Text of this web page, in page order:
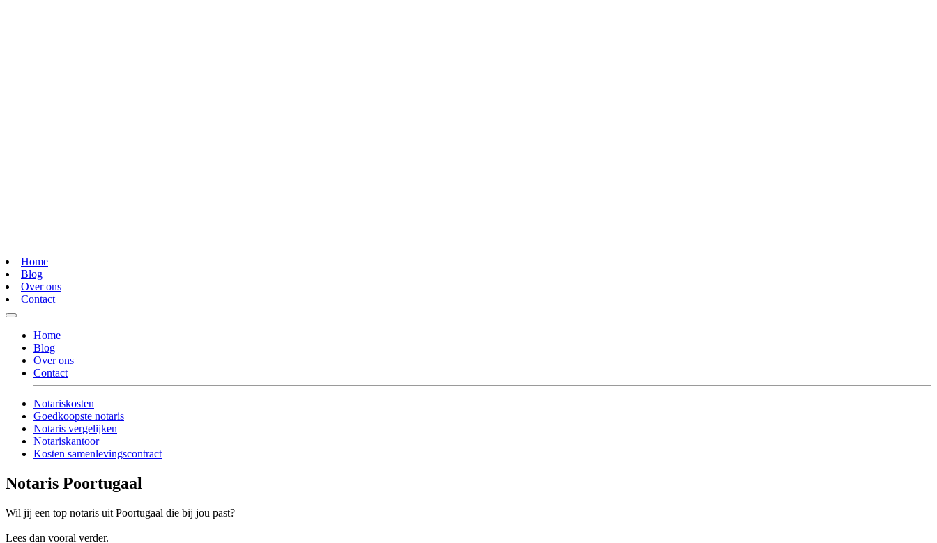
Home
Blog
Over ons
Contact
Home
Blog
Over ons
Contact
Notariskosten
Goedkoopste notaris
Notaris vergelijken
Notariskantoor
Kosten samenlevingscontract
Notaris Poortugaal
Wil jij een top notaris uit Poortugaal die bij jou past?
Lees dan vooral verder.